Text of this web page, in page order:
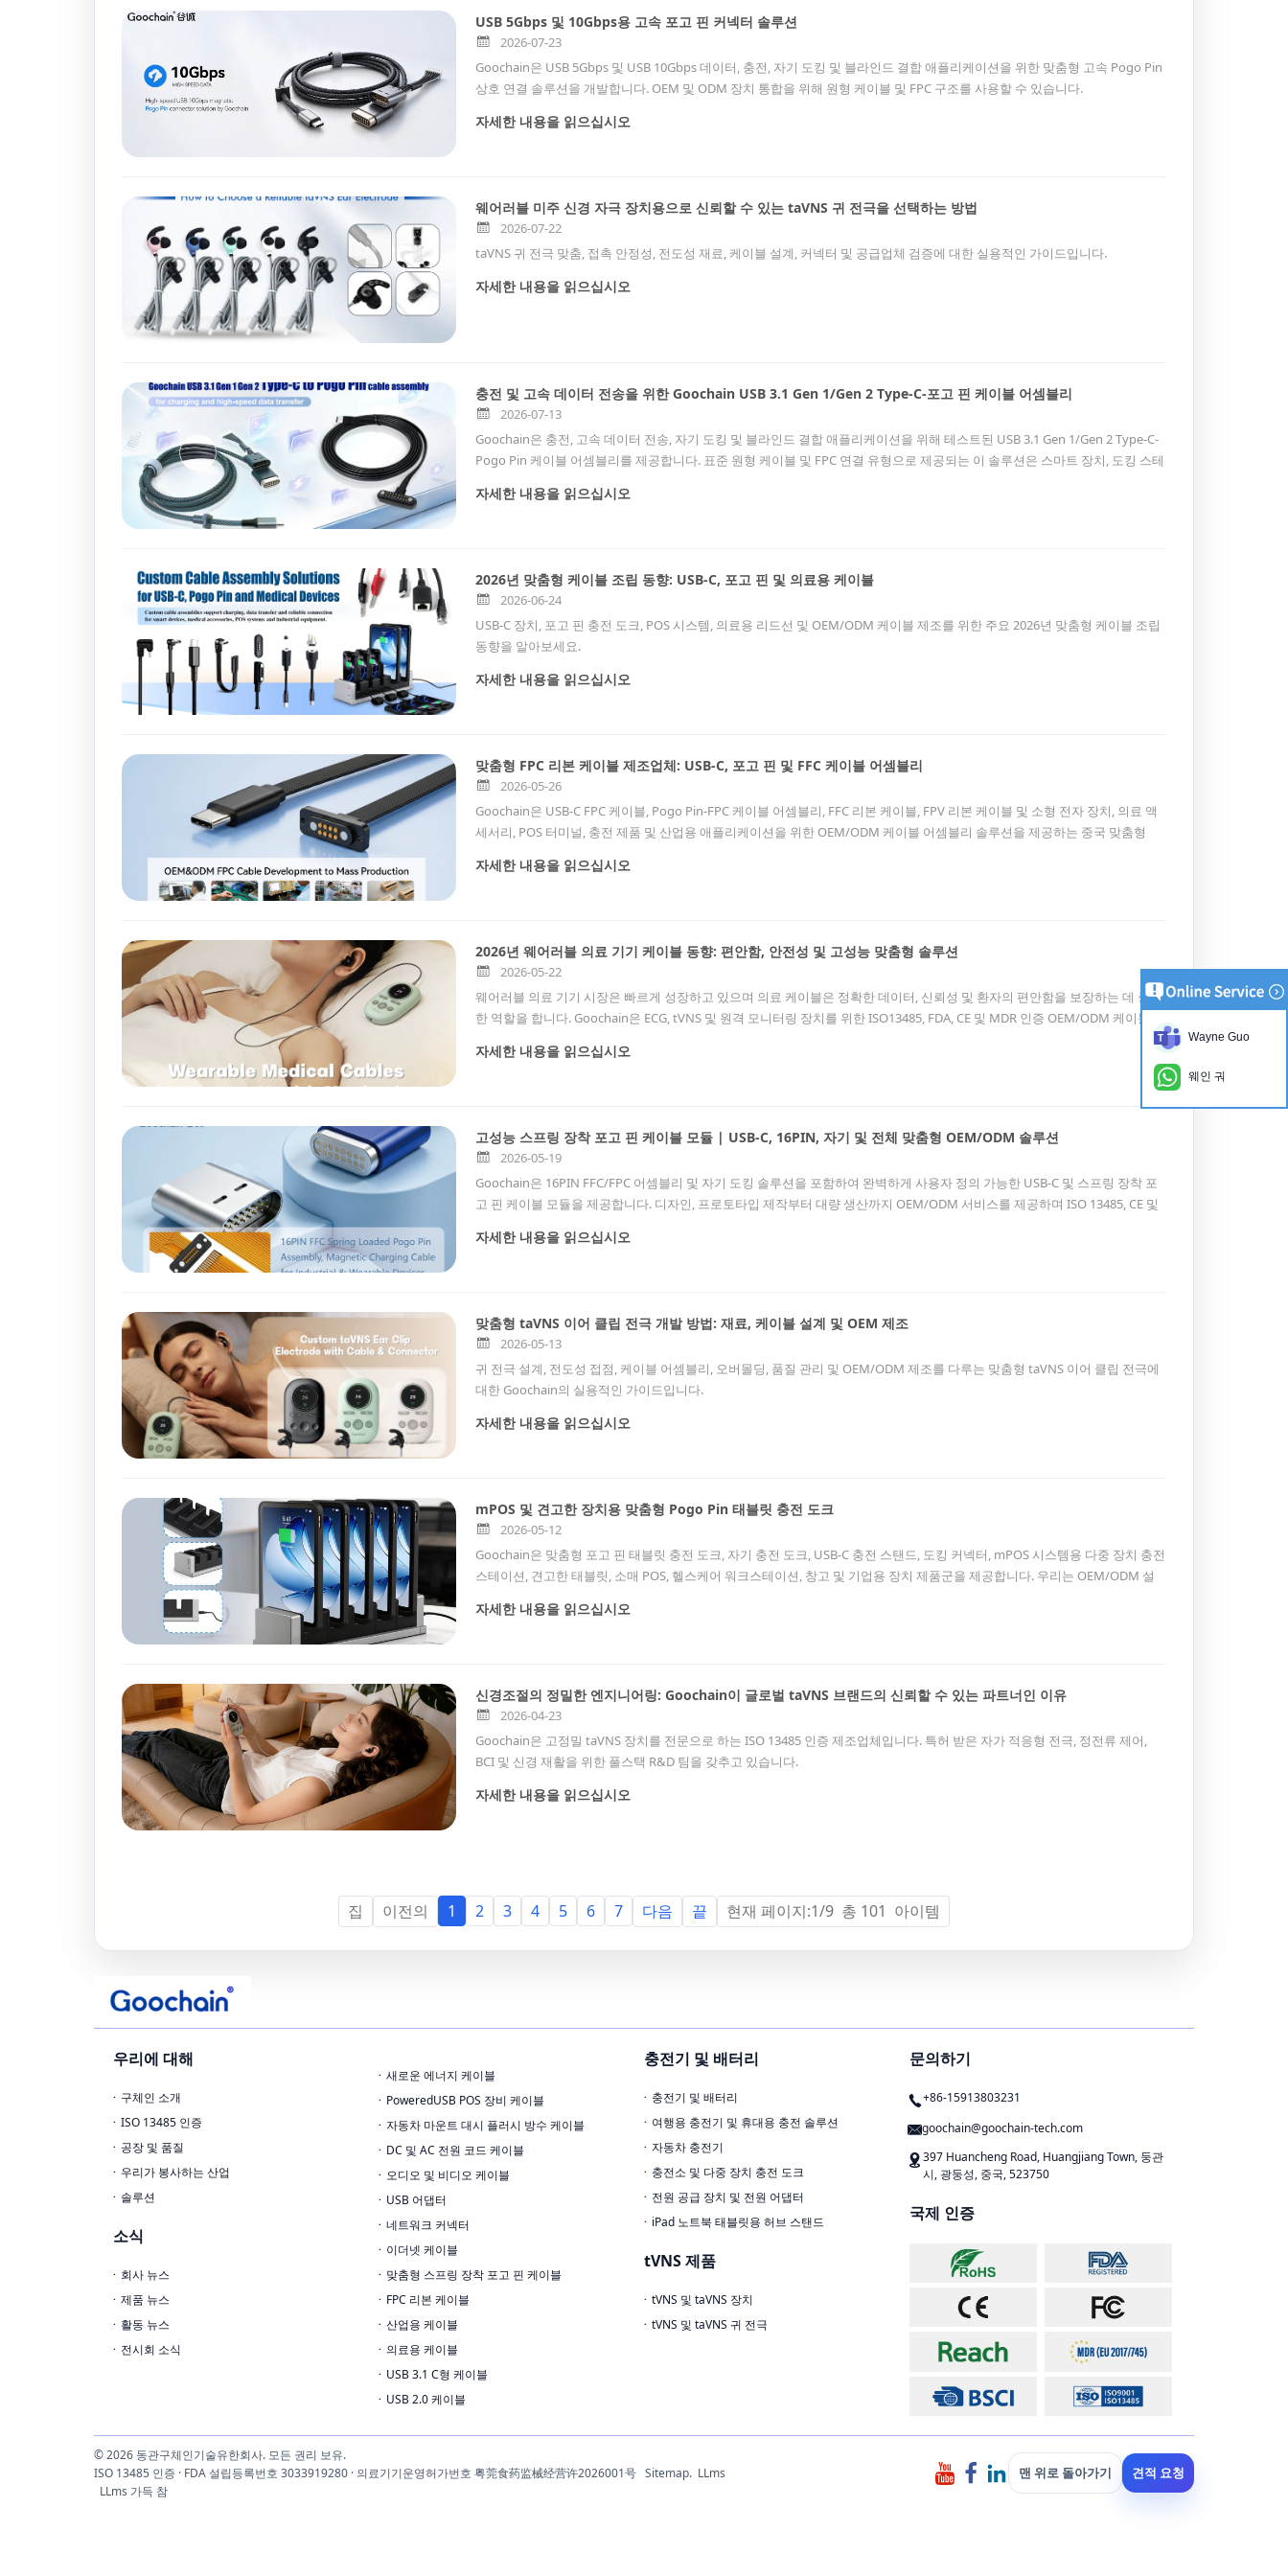
USB 5Gbps 및 10Gbps용 고속 포고 핀 커넥터 솔루션
2026-07-23
Goochain은 USB 5Gbps 및 USB 10Gbps 데이터, 충전, 자기 도킹 및 블라인드 결합 애플리케이션을 위한 맞춤형 고속 Pogo Pin
상호 연결 솔루션을 개발합니다. OEM 및 ODM 장치 통합을 위해 원형 케이블 및 FPC 구조를 사용할 수 있습니다.
자세한 내용을 읽으십시오
웨어러블 미주 신경 자극 장치용으로 신뢰할 수 있는 taVNS 귀 전극을 선택하는 방법
2026-07-22
taVNS 귀 전극 맞춤, 접촉 안정성, 전도성 재료, 케이블 설계, 커넥터 및 공급업체 검증에 대한 실용적인 가이드입니다.
자세한 내용을 읽으십시오
충전 및 고속 데이터 전송을 위한 Goochain USB 3.1 Gen 1/Gen 2 Type-C-포고 핀 케이블 어셈블리
2026-07-13
Goochain은 충전, 고속 데이터 전송, 자기 도킹 및 블라인드 결합 애플리케이션을 위해 테스트된 USB 3.1 Gen 1/Gen 2 Type-C-
Pogo Pin 케이블 어셈블리를 제공합니다. 표준 원형 케이블 및 FPC 연결 유형으로 제공되는 이 솔루션은 스마트 장치, 도킹 스테
합니다.
자세한 내용을 읽으십시오
2026년 맞춤형 케이블 조립 동향: USB-C, 포고 핀 및 의료용 케이블
2026-06-24
USB-C 장치, 포고 핀 충전 도크, POS 시스템, 의료용 리드선 및 OEM/ODM 케이블 제조를 위한 주요 2026년 맞춤형 케이블 조립
동향을 알아보세요.
자세한 내용을 읽으십시오
맞춤형 FPC 리본 케이블 제조업체: USB-C, 포고 핀 및 FFC 케이블 어셈블리
2026-05-26
Goochain은 USB-C FPC 케이블, Pogo Pin-FPC 케이블 어셈블리, FFC 리본 케이블, FPV 리본 케이블 및 소형 전자 장치, 의료 액
세서리, POS 터미널, 충전 제품 및 산업용 애플리케이션을 위한 OEM/ODM 케이블 어셈블리 솔루션을 제공하는 중국 맞춤형
자세한 내용을 읽으십시오
2026년 웨어러블 의료 기기 케이블 동향: 편안함, 안전성 및 고성능 맞춤형 솔루션
2026-05-22
웨어러블 의료 기기 시장은 빠르게 성장하고 있으며 의료 케이블은 정확한 데이터, 신뢰성 및 환자의 편안함을 보장하는 데 중요
한 역할을 합니다. Goochain은 ECG, tVNS 및 원격 모니터링 장치를 위한 ISO13485, FDA, CE 및 MDR 인증 OEM/ODM 케이블 솔
자세한 내용을 읽으십시오
고성능 스프링 장착 포고 핀 케이블 모듈 | USB-C, 16PIN, 자기 및 전체 맞춤형 OEM/ODM 솔루션
2026-05-19
Goochain은 16PIN FFC/FPC 어셈블리 및 자기 도킹 솔루션을 포함하여 완벽하게 사용자 정의 가능한 USB-C 및 스프링 장착 포
고 핀 케이블 모듈을 제공합니다. 디자인, 프로토타입 제작부터 대량 생산까지 OEM/ODM 서비스를 제공하며 ISO 13485, CE 및
자세한 내용을 읽으십시오
맞춤형 taVNS 이어 클립 전극 개발 방법: 재료, 케이블 설계 및 OEM 제조
2026-05-13
귀 전극 설계, 전도성 접점, 케이블 어셈블리, 오버몰딩, 품질 관리 및 OEM/ODM 제조를 다루는 맞춤형 taVNS 이어 클립 전극에
대한 Goochain의 실용적인 가이드입니다.
자세한 내용을 읽으십시오
mPOS 및 견고한 장치용 맞춤형 Pogo Pin 태블릿 충전 도크
2026-05-12
Goochain은 맞춤형 포고 핀 태블릿 충전 도크, 자기 충전 도크, USB-C 충전 스탠드, 도킹 커넥터, mPOS 시스템용 다중 장치 충전
스테이션, 견고한 태블릿, 소매 POS, 헬스케어 워크스테이션, 창고 및 기업용 장치 제품군을 제공합니다. 우리는 OEM/ODM 설
자세한 내용을 읽으십시오
신경조절의 정밀한 엔지니어링: Goochain이 글로벌 taVNS 브랜드의 신뢰할 수 있는 파트너인 이유
2026-04-23
Goochain은 고정밀 taVNS 장치를 전문으로 하는 ISO 13485 인증 제조업체입니다. 특허 받은 자가 적응형 전극, 정전류 제어,
BCI 및 신경 재활을 위한 풀스택 R&D 팀을 갖추고 있습니다.
자세한 내용을 읽으십시오
집 이전의 1 2 3 4 5 6 7 다음 끝 현재 페이지:1/9 총 101 아이템
우리에 대해
구체인 소개
ISO 13485 인증
공장 및 품질
우리가 봉사하는 산업
솔루션
소식
회사 뉴스
제품 뉴스
활동 뉴스
전시회 소식
새로운 에너지 케이블
PoweredUSB POS 장비 케이블
자동차 마운트 대시 플러시 방수 케이블
DC 및 AC 전원 코드 케이블
오디오 및 비디오 케이블
USB 어댑터
네트워크 커넥터
이더넷 케이블
맞춤형 스프링 장착 포고 핀 케이블
FPC 리본 케이블
산업용 케이블
의료용 케이블
USB 3.1 C형 케이블
USB 2.0 케이블
충전기 및 배터리
충전기 및 배터리
여행용 충전기 및 휴대용 충전 솔루션
자동차 충전기
충전소 및 다중 장치 충전 도크
전원 공급 장치 및 전원 어댑터
iPad 노트북 태블릿용 허브 스탠드
tVNS 제품
tVNS 및 taVNS 장치
tVNS 및 taVNS 귀 전극
문의하기
+86-15913803231
goochain@goochain-tech.com
397 Huancheng Road, Huangjiang Town, 둥관
시, 광둥성, 중국, 523750
국제 인증
© 2026 동관구체인기술유한회사. 모든 권리 보유.
ISO 13485 인증 · FDA 설립등록번호 3033919280 · 의료기기운영허가번호 粤莞食药监械经营许2026001号 Sitemap. LLms
LLms 가득 참
맨 위로 돌아가기 견적 요청
Wayne Guo
웨인 궈